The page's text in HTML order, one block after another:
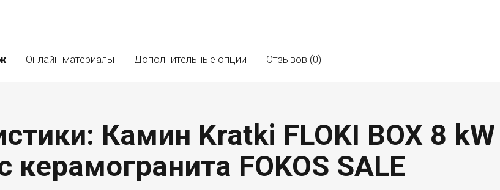
Онлайн материалы Дополнительные опции Отзывов (0)
Камин Kratki FLOKI BOX 8 kW
керамогранита FOKOS SALE